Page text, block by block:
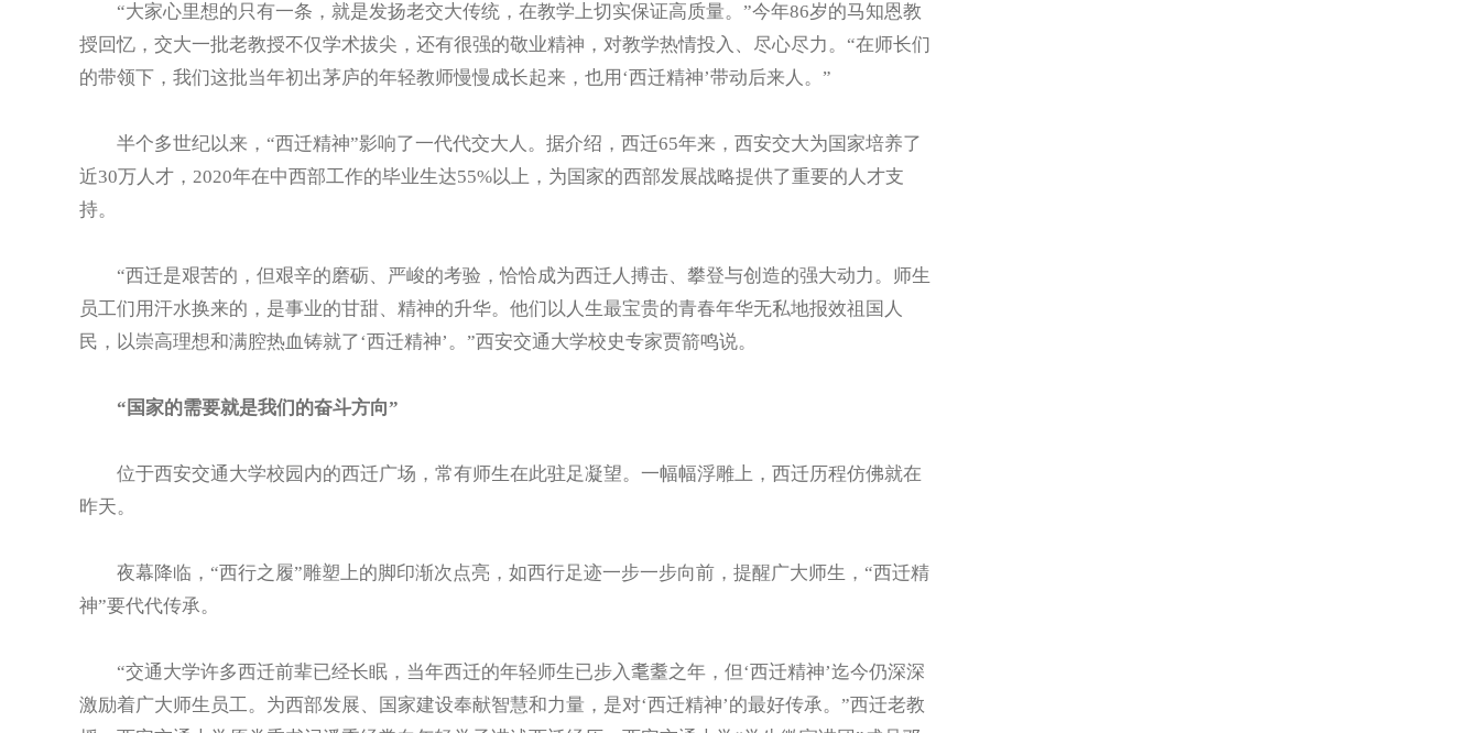
“大家心里想的只有一条，就是发扬老交大传统，在教学上切实保证高质量。”今年86岁的马知恩教
授回忆，交大一批老教授不仅学术拔尖，还有很强的敬业精神，对教学热情投入、尽心尽力。“在师长们
的带领下，我们这批当年初出茅庐的年轻教师慢慢成长起来，也用‘西迁精神’带动后来人。”
半个多世纪以来，“西迁精神”影响了一代代交大人。据介绍，西迁65年来，西安交大为国家培养了
近30万人才，2020年在中西部工作的毕业生达55%以上，为国家的西部发展战略提供了重要的人才支
持。
“西迁是艰苦的，但艰辛的磨砺、严峻的考验，恰恰成为西迁人搏击、攀登与创造的强大动力。师生
员工们用汗水换来的，是事业的甘甜、精神的升华。他们以人生最宝贵的青春年华无私地报效祖国人
民，以崇高理想和满腔热血铸就了‘西迁精神’。”西安交通大学校史专家贾箭鸣说。
“国家的需要就是我们的奋斗方向”
位于西安交通大学校园内的西迁广场，常有师生在此驻足凝望。一幅幅浮雕上，西迁历程仿佛就在
昨天。
夜幕降临，“西行之履”雕塑上的脚印渐次点亮，如西行足迹一步一步向前，提醒广大师生，“西迁精
神”要代代传承。
“交通大学许多西迁前辈已经长眠，当年西迁的年轻师生已步入耄耋之年，但‘西迁精神’迄今仍深深
激励着广大师生员工。为西部发展、国家建设奉献智慧和力量，是对‘西迁精神’的最好传承。”西迁老教